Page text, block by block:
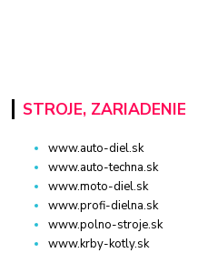
STROJE, ZARIADENIE
www.auto-diel.sk
www.auto-techna.sk
www.moto-diel.sk
www.profi-dielna.sk
www.polno-stroje.sk
www.krby-kotly.sk